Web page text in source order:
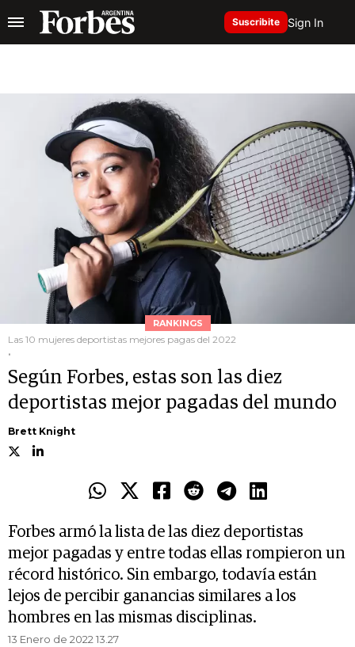
Suscribite Sign In
RANKINGS
Las 10 mujeres deportistas mejores pagas del 2022
.
Según Forbes, estas son las diez
deportistas mejor pagadas del mundo
Brett Knight
Forbes armó la lista de las diez deportistas
mejor pagadas y entre todas ellas rompieron un
récord histórico. Sin embargo, todavía están
lejos de percibir ganancias similares a los
hombres en las mismas disciplinas.
13 Enero de 2022 13.27